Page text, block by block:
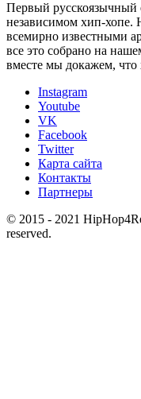
Первый русскоязычный
независимом хип-хопе.
всемирно известными
все это собрано на
вместе мы докажем,
Instagram
Youtube
VK
Facebook
Twitter
Карта сайта
Контакты
Партнеры
© 2015 - 2021
reserved.